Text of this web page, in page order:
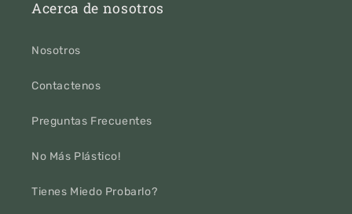
Acerca de nosotros
Nosotros
Contactenos
Preguntas Frecuentes
No Más Plástico!
Tienes Miedo Probarlo?